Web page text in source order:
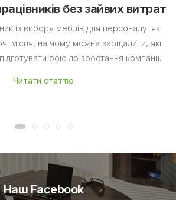
без зайвих витрат
із вибору меблів для персоналу: як
місця, на чому можна заощадити, які
офіс до зростання компанії.
Читати статтю
Наш Facebook